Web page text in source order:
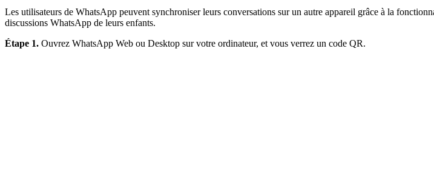
Les utilisateurs de WhatsApp peuvent synchroniser leurs conversations sur un autre appareil grâce à la
discussions WhatsApp de leurs enfants.
Étape 1. Ouvrez WhatsApp Web ou Desktop sur votre ordinateur, et vous verrez un code QR.